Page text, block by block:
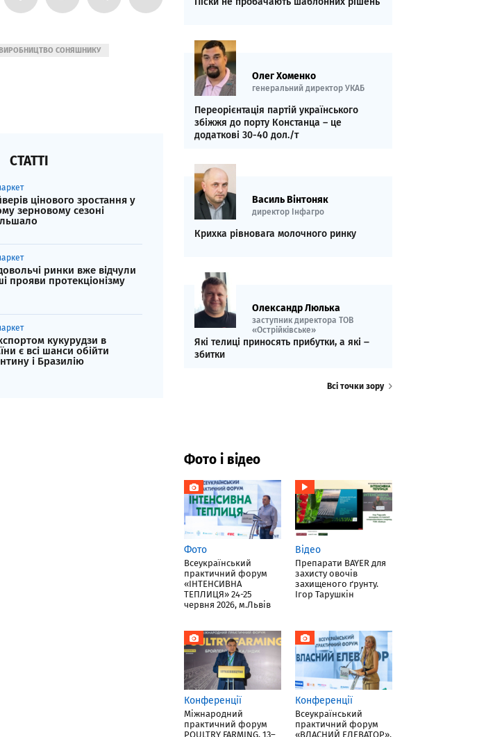
ВИРОБНИЦТВО СОНЯШНИКУ
СТАТТІ
цінового зростання у
зерновому сезоні
ринки вже відчули
прояви протекціонізму
кукурудзи в
є всі шанси обійти
і Бразилію
Олег Хоменко
генеральний директор УКАБ
Переорієнтація партій українського
збіжжя до порту Констанца – це
додаткові 30-40 дол./т
Василь Вінтоняк
директор Інфагро
Крихка рівновага молочного ринку
Олександр Люлька
заступник директора ТОВ
«Острійківське»
Які телиці приносять прибутки, а які ‒
збитки
Всі точки зору
Фото і відео
Фото
Всеукраїнський
практичний форум
«ІНТЕНСИВНА
ТЕПЛИЦЯ» 24-25
червня 2026, м.Львів
Відео
Препарати BAYER для
захисту овочів
захищеного ґрунту.
Ігор Тарушкін
Конференції
Міжнародний
практичний форум
POULTRY FARMING, 13–
Конференції
Всеукраїнський
практичний форум
«ВЛАСНИЙ ЕЛЕВАТОР»,